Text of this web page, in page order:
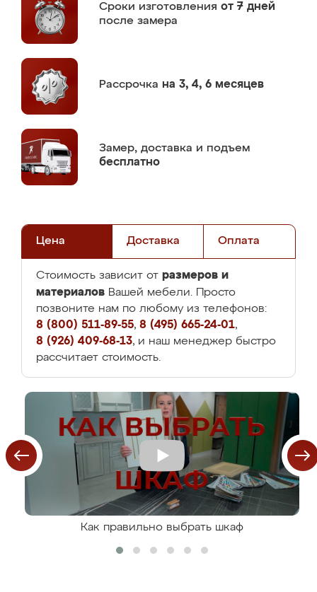
Сроки изготовления от 7 дней
после замера
Рассрочка на 3, 4, 6 месяцев
Замер, доставка и подъем
бесплатно
Цена Доставка Оплата
Стоимость зависит от размеров и
материалов Вашей мебели. Просто
позвоните нам по любому из телефонов:
8 (800) 511-89-55, 8 (495) 665-24-01,
8 (926) 409-68-13, и наш менеджер быстро
рассчитает стоимость.
Как правильно выбрать шкаф